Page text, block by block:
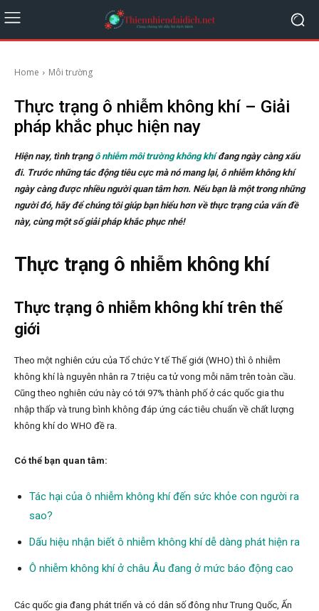
Home Môi trường
Thực trạng ô nhiễm không khí – Giải
pháp khắc phục hiện nay
Hiện nay, tình trạngô nhiễm môi trường không khíđang ngày càng xấu
đi. Trước những tác động tiêu cực mà nó mang lại, ô nhiễm không khí
ngày càng được nhiều người quan tâm hơn. Nếu bạn là một trong những
người đó, hãy để chúng tôi giúp bạn hiểu hơn về thực trạng của vấn đề
này, cùng một số giải pháp khắc phục nhé!
Thực trạng ô nhiễm không khí
Thực trạng ô nhiễm không khí trên thế
giới
Theo một nghiên cứu của Tổ chức Y tế Thế giới (WHO) thì ô nhiễm
không khí là nguyên nhân ra 7 triệu ca tử vong mỗi năm trên toàn cầu.
Cũng theo nghiên cứu này có tới 97% thành phố ở các quốc gia thu
nhập thấp và trung bình không đáp ứng các tiêu chuẩn về chất lượng
không khí do WHO đề ra.
Có thể bạn quan tâm:
Tác hại của ô nhiễm không khí đến sức khỏe con người ra
sao?
Dấu hiệu nhận biết ô nhiễm không khí dễ dàng phát hiện ra
Ô nhiễm không khí ở châu Âu đang ở mức báo động cao
Các quốc gia đang phát triển và có dân số đông như Trung Quốc, Ấn